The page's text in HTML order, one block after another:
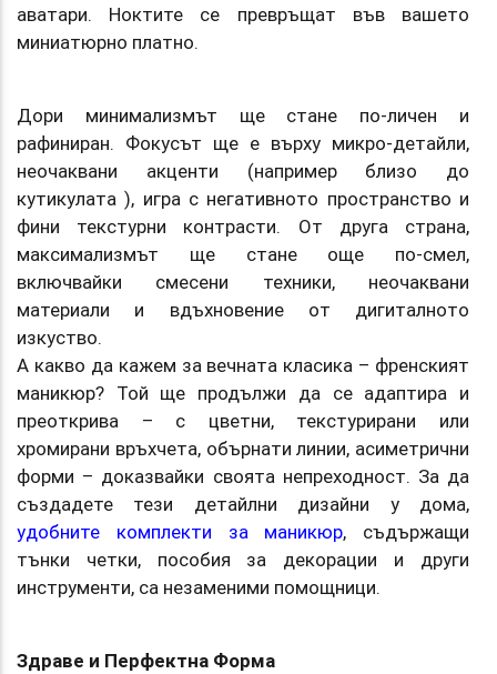
аватари. Ноктите се превръщат във вашето
миниатюрно платно.
Дори минимализмът ще стане по-личен и
рафиниран. Фокусът ще е върху микро-детайли,
неочаквани акценти (например близо до
кутикулата ), игра с негативното пространство и
фини текстурни контрасти. От друга страна,
максимализмът ще стане още по-смел,
включвайки смесени техники, неочаквани
материали и вдъхновение от дигиталното
изкуство.
А какво да кажем за вечната класика – френският
маникюр? Той ще продължи да се адаптира и
преоткрива – с цветни, текстурирани или
хромирани връхчета, обърнати линии, асиметрични
форми – доказвайки своята непреходност. За да
създадете тези детайлни дизайни у дома,
удобните комплекти за маникюр, съдържащи
тънки четки, пособия за декорации и други
инструменти, са незаменими помощници.
Здраве и Перфектна Форма